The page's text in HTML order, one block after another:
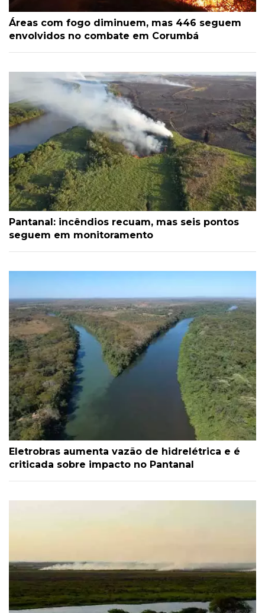
Áreas com fogo diminuem, mas 446 seguem
envolvidos no combate em Corumbá
Pantanal: incêndios recuam, mas seis pontos
seguem em monitoramento
Eletrobras aumenta vazão de hidrelétrica e é
criticada sobre impacto no Pantanal